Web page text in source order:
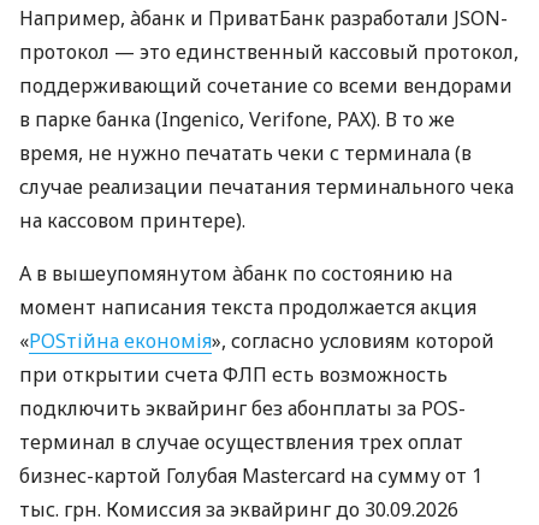
Например, àбанк и ПриватБанк разработали JSON-
протокол — это единственный кассовый протокол,
поддерживающий сочетание со всеми вендорами
в парке банка (Ingenico, Verifone, PAX). В то же
время, не нужно печатать чеки с терминала (в
случае реализации печатания терминального чека
на кассовом принтере).
А в вышеупомянутом àбанк по состоянию на
момент написания текста продолжается акция
«POSтійна економія», согласно условиям которой
при открытии счета ФЛП есть возможность
подключить эквайринг без абонплаты за POS-
терминал в случае осуществления трех оплат
бизнес-картой Голубая Mastercard на сумму от 1
тыс. грн. Комиссия за эквайринг до 30.09.2026